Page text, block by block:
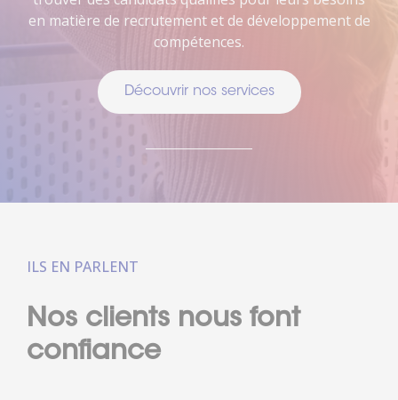
en matière de recrutement et de développement de
compétences.
Découvrir nos services
ILS EN PARLENT
Nos clients nous font
confiance